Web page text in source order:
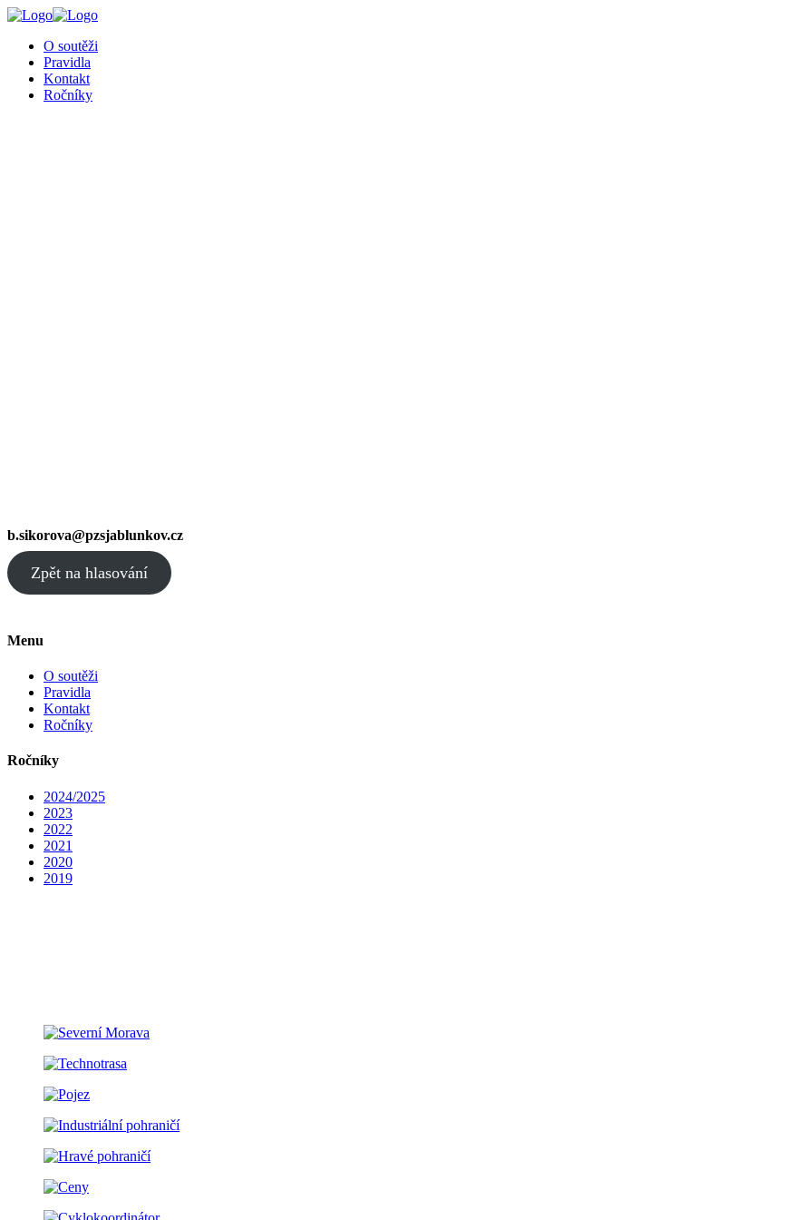
O soutěži
Pravidla
Kontakt
Ročníky
b.sikorova@pzsjablunkov.cz
Zpět na hlasování
Menu
O soutěži
Pravidla
Kontakt
Ročníky
Ročníky
2024/2025
2023
2022
2021
2020
2019